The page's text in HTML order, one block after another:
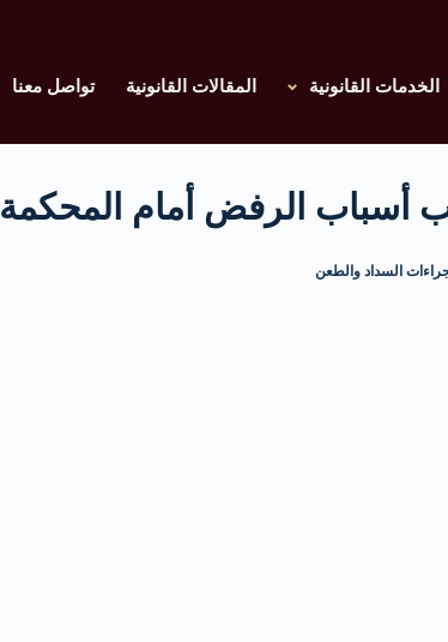
الخدمات القانونية المقالات القانونية تواصل معنا
أسباب الرفض أمام المحكمة
السداد والطعن